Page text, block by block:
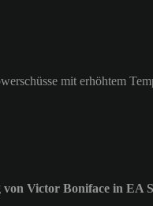
mit erhöhtem
von Victor Boniface in EA